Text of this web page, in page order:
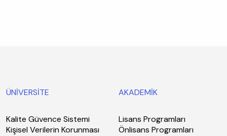
ÜNİVERSİTE
Kalite Güvence Sistemi
Kişisel Verilerin Korunması
AKADEMİK
Lisans Programları
Önlisans Programları